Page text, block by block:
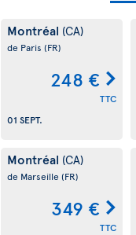
Montréal (CA)
de Paris (FR)
248 €
TTC
01 SEPT.
Montréal (CA)
de Marseille (FR)
349 €
TTC